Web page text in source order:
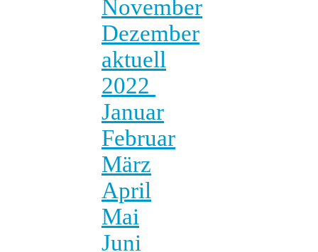
November
Dezember
aktuell
2022
Januar
Februar
März
April
Mai
Juni